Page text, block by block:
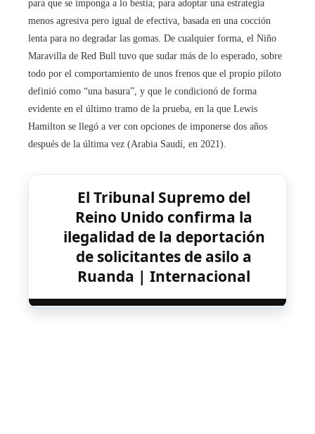
para que se imponga a lo bestia; para adoptar una estrategia
menos agresiva pero igual de efectiva, basada en una cocción
lenta para no degradar las gomas. De cualquier forma, el Niño
Maravilla de Red Bull tuvo que sudar más de lo esperado, sobre
todo por el comportamiento de unos frenos que el propio piloto
definió como “una basura”, y que le condicionó de forma
evidente en el último tramo de la prueba, en la que Lewis
Hamilton se llegó a ver con opciones de imponerse dos años
después de la última vez (Arabia Saudí, en 2021).
El Tribunal Supremo del
Reino Unido confirma la
ilegalidad de la deportación
de solicitantes de asilo a
Ruanda | Internacional